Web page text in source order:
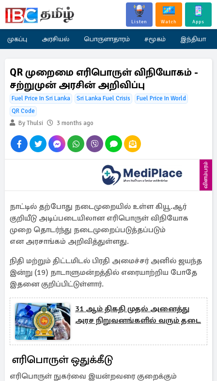
Listen Watch Apps
முகப்பு அரசியல் பொருளாதாரம் சமூகம் இந்தியா
QR முறைமை எரிபொருள் விநியோகம் -
சற்றுமுன் அரசின் அறிவிப்பு
Fuel Price In Sri Lanka Sri Lanka Fuel Crisis
Fuel Price In World
QR Code
By Thulsi
3 months ago
விளம்பரம்
நாட்டில் தற்போது நடைமுறையில் உள்ள கியூ.ஆர்
குறியீடு அடிப்படையிலான எரிபொருள் விநியோக
முறை தொடர்ந்து நடைமுறைப்படுத்தப்படும்
என அரசாங்கம் அறிவித்துள்ளது.
நிதி மற்றும் திட்டமிடல் பிரதி அமைச்சர் அனில் ஜயந்த
இன்று (19) நாடாளுமன்றத்தில் எரையாற்றிய போதே
இதனை குறிப்பிட்டுள்ளார்.
31 ஆம் திகதி முதல் அனைத்து
அரச நிறுவனங்களில் வரும் தடை
எரிபொருள் ஒதுக்கீடு
எரிபொருள் நுகர்வை இயன்றவரை குறைக்கும்